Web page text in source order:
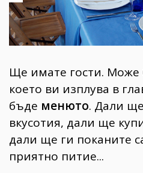
Gentlemen
382
Wellness
1817
ПОСЛЕДВАЙТЕ
НИ
Ще имате гости.
което ви изплува в
бъде менюто. Дали ще
вкусотия, дали ще
дали ще ги поканите
приятно питие...